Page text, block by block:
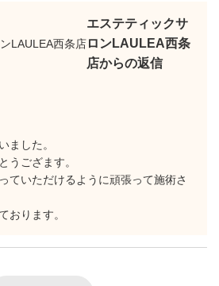
エステティックサ
ロンLAULEA西条
店からの返信
ました。
うござます。
ていただけるように頑張って施術さ
おります。